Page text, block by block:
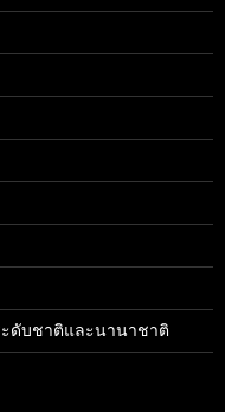
ะดับชาติและนานาชาติ